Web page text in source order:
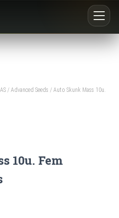
/ Advanced Seeds / Auto Skunk Mass 10u.
10u. Fem